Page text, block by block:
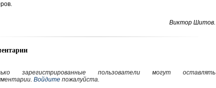
Виктор Шитов.
зарегистрированные пользователи могут оставлять
Войдитепожалуйста.